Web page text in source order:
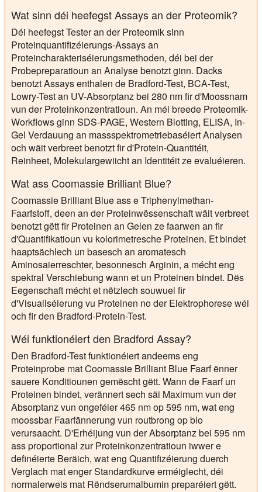
Wat sinn déi heefegst Assays an der Proteomik?
Déi heefegst Tester an der Proteomik sinn
Proteinquantifizéierungs-Assays an
Proteincharakteriséierungsmethoden, déi bei der
Probepreparatioun an Analyse benotzt ginn. Dacks
benotzt Assays enthalen de Bradford-Test, BCA-Test,
Lowry-Test an UV-Absorptanz bei 280 nm fir d'Moossnam
vun der Proteinkonzentratioun. An méi breede Proteomik-
Workflows ginn SDS-PAGE, Western Blotting, ELISA, In-
Gel Verdauung an massspektrometriebaséiert Analysen
och wäit verbreet benotzt fir d'Protein-Quantitéit,
Reinheet, Molekulargewiicht an Identitéit ze evaluéieren.
Wat ass Coomassie Brilliant Blue?
Coomassie Brilliant Blue ass e Triphenylmethan-
Faarfstoff, deen an der Proteinwëssenschaft wäit verbreet
benotzt gëtt fir Proteinen an Gelen ze faarwen an fir
d'Quantifikatioun vu kolorimetresche Proteinen. Et bindet
haaptsächlech un basesch an aromatesch
Aminosaierreschter, besonnesch Arginin, a mécht eng
spektral Verschiebung wann et un Proteinen bindet. Dës
Eegenschaft mécht et nëtzlech souwuel fir
d'Visualiséierung vu Proteinen no der Elektrophorese wéi
och fir den Bradford-Protein-Test.
Wéi funktionéiert den Bradford Assay?
Den Bradford-Test funktionéiert andeems eng
Proteinprobe mat Coomassie Brilliant Blue Faarf ënner
sauere Konditiounen gemëscht gëtt. Wann de Faarf un
Proteinen bindet, verännert sech säi Maximum vun der
Absorptanz vun ongeféier 465 nm op 595 nm, wat eng
moossbar Faarfännerung vun routbrong op blo
verursaacht. D'Erhéijung vun der Absorptanz bei 595 nm
ass proportional zur Proteinkonzentratioun iwwer e
definéierte Beräich, wat eng Quantifizéierung duerch
Verglach mat enger Standardkurve erméiglecht, déi
normalerweis mat Rëndserumalbumin preparéiert gëtt.